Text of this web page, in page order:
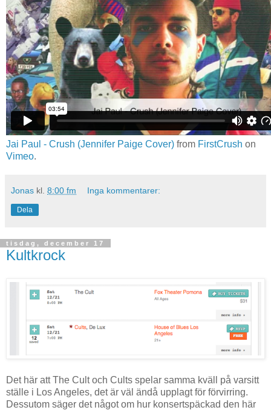
Jai Paul - Crush (Jennifer Paige Cover) from FirstCrush on
Vimeo.
Jonas kl. 8:00 fm Inga kommentarer:
Dela
tisdag, december 17
Kultkrock
Det här att The Cult och Cults spelar samma kväll på varsitt
ställe i Los Angeles, det är väl ändå upplagt för förvirring.
Dessutom säger det något om hur konsertspäckad den här